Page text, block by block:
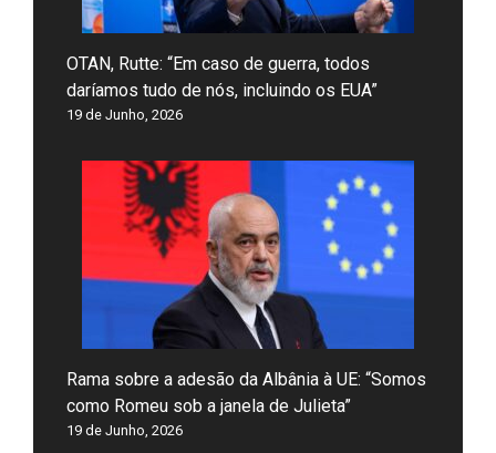
OTAN, Rutte: “Em caso de guerra, todos
daríamos tudo de nós, incluindo os EUA”
19 de Junho, 2026
Rama sobre a adesão da Albânia à UE: “Somos
como Romeu sob a janela de Julieta”
19 de Junho, 2026